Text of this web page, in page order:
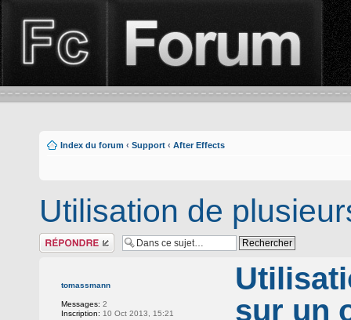
Index du forum ‹ Support ‹ After Effects
Utilisation de
Répondre
tomassmann
Messages: 2
Inscription: 10 Oct 2013, 15:21
sur un